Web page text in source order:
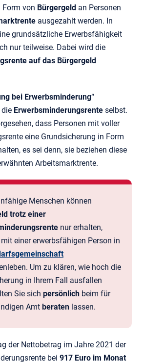
Form von Bürgergeld an Personen
ausgezahlt werden. In
grundsätzliche Erwerbsfähigkeit
nur teilweise. Dabei wird die
auf das Bürgergeld
bei Erwerbsminderung“
Erwerbsminderungsrente selbst.
dass Personen mit voller
eine Grundsicherung in Form
es sei denn, sie beziehen diese
Arbeitsmarktrente.
Menschen können
trotz einer
nur erhalten,
einer erwerbsfähigen Person in
Um zu klären, wie hoch die
in Ihrem Fall ausfallen
Sie sich persönlich beim für
Amt beraten lassen.
der Nettobetrag im Jahre 2021 der
bei 917 Euro im Monat